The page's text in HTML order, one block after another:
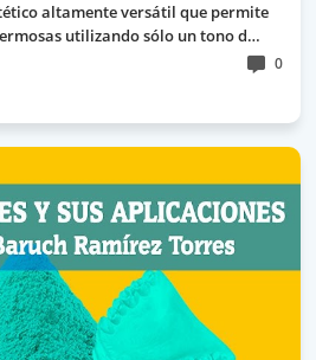
altamente versátil que permite
utilizando sólo un tono d…
0